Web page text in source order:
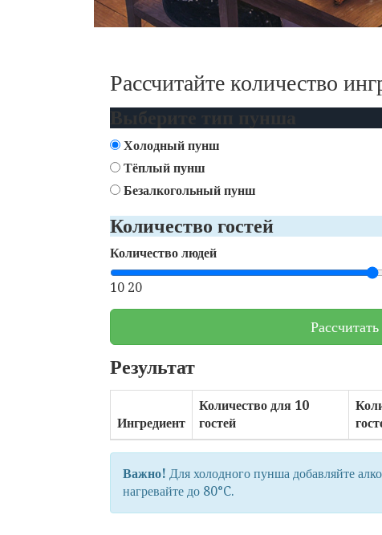
Рассчитайте количество
Выберите тип пунша
Холодный пунш
Тёплый пунш
Безалкогольный пунш
Количество гостей
Количество людей
10 20
Результат
Ингредиент
Количество для 10
гостей
Важно! Для холодного пунша добавляйте
нагревайте до 80°C.